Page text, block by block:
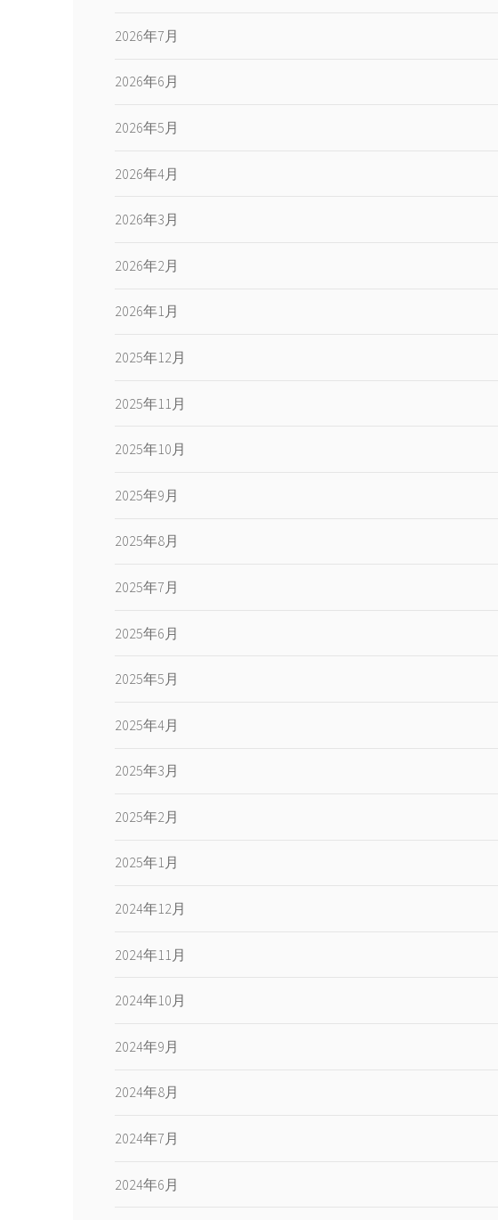
2026年7月
2026年6月
2026年5月
2026年4月
2026年3月
2026年2月
2026年1月
2025年12月
2025年11月
2025年10月
2025年9月
2025年8月
2025年7月
2025年6月
2025年5月
2025年4月
2025年3月
2025年2月
2025年1月
2024年12月
2024年11月
2024年10月
2024年9月
2024年8月
2024年7月
2024年6月